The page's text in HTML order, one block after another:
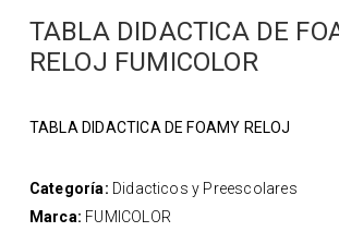
TABLA DIDACTICA DE
RELOJ FUMICOLOR
TABLA DIDACTICA DE FOAMY RELOJ
Categoría: Didacticos y Preescolares
Marca: FUMICOLOR